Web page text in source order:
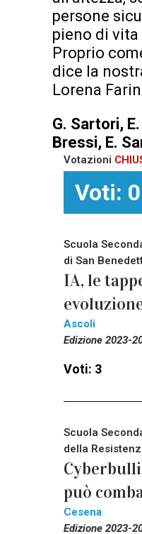
persone
pieno di vita
Proprio
dice la
Lorena
G. Sartori,
Bressi, E.
Votazioni
Voti: 0
Scuola
di San
IA, le
Ascoli
Edizione 2023-
Voti: 3
Scuola
della
può
Cesena
Edizione 2023-